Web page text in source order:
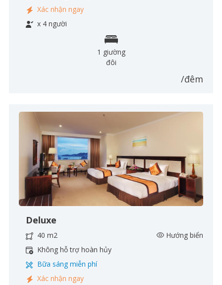
Xác nhận ngay
x 4 người
1 giường
đôi
/đêm
Deluxe
40 m2
Hướng biển
Không hỗ trợ hoàn hủy
Bữa sáng miễn phí
Xác nhận ngay